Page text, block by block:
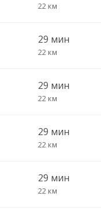
22 км
29 мин
22 км
29 мин
22 км
29 мин
22 км
29 мин
22 км